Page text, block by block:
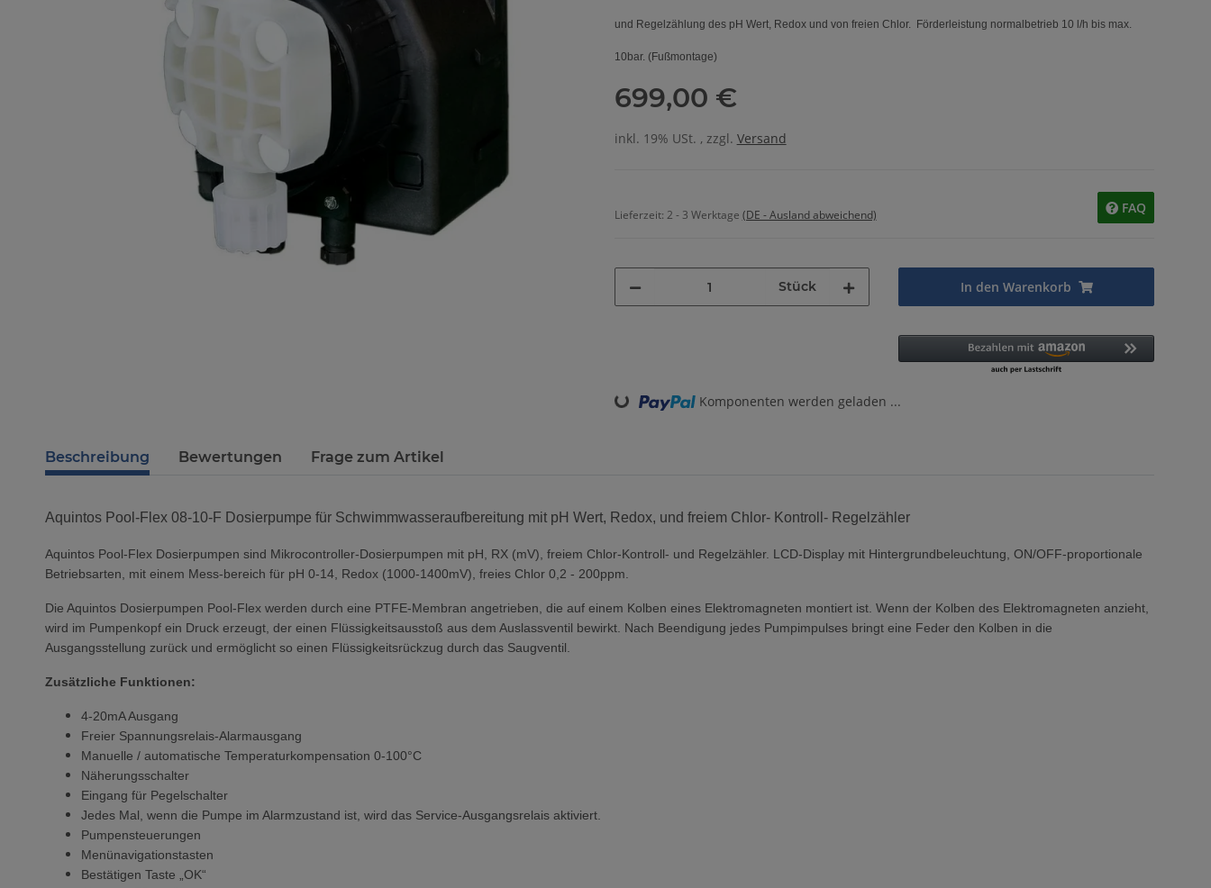
und Regelzählung des pH Wert, Redox und von freien Chlor. Förderleistung normalbetrieb 10 l/h bis max.
10bar. (Fußmontage)
699,00 €
inkl. 19% USt. , zzgl. Versand
Lieferzeit: 2 - 3 Werktage (DE - Ausland abweichend) FAQ
Stück In den Warenkorb
Loading... Komponenten werden geladen ...
Beschreibung Bewertungen Frage zum Artikel
Aquintos Pool-Flex 08-10-F Dosierpumpe für Schwimmwasseraufbereitung mit pH Wert, Redox, und freiem Chlor- Kontroll- Regelzähler
Aquintos Pool-Flex Dosierpumpen sind Mikrocontroller-Dosierpumpen mit pH, RX (mV), freiem Chlor-Kontroll- und Regelzähler. LCD-Display mit Hintergrundbeleuchtung, ON/OFF-proportionale
Betriebsarten, mit einem Mess-bereich für pH 0-14, Redox (1000-1400mV), freies Chlor 0,2 - 200ppm.
Die Aquintos Dosierpumpen Pool-Flex werden durch eine PTFE-Membran angetrieben, die auf einem Kolben eines Elektromagneten montiert ist. Wenn der Kolben des Elektromagneten anzieht,
wird im Pumpenkopf ein Druck erzeugt, der einen Flüssigkeitsausstoß aus dem Auslassventil bewirkt. Nach Beendigung jedes Pumpimpulses bringt eine Feder den Kolben in die
Ausgangsstellung zurück und ermöglicht so einen Flüssigkeitsrückzug durch das Saugventil.
Zusätzliche Funktionen:
4-20mA Ausgang
Freier Spannungsrelais-Alarmausgang
Manuelle / automatische Temperaturkompensation 0-100°C
Näherungsschalter
Eingang für Pegelschalter
Jedes Mal, wenn die Pumpe im Alarmzustand ist, wird das Service-Ausgangsrelais aktiviert.
Pumpensteuerungen
Menünavigationstasten
Bestätigen Taste „OK“